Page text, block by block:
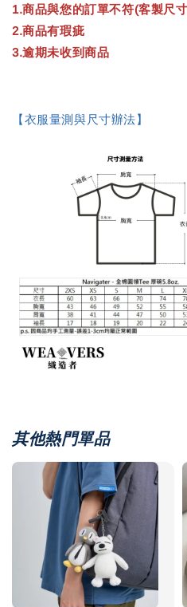
1.商品與您的訂單不符(客製尺
2.商品有瑕疵
3.逾期未收到商品
【衣服量測與尺寸辦法】
其他熱門單品